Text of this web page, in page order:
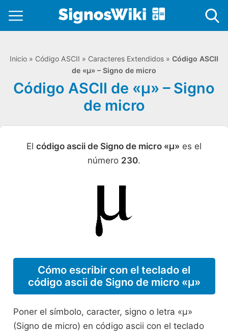
Inicio » Código ASCII » Caracteres Extendidos » Código ASCII
de «µ» – Signo de micro
Código ASCII de «µ» – Signo
de micro
El código ascii de Signo de micro «µ» es el
número 230.
Cómo escribir con el teclado el
código ascii de Signo de micro «µ»
Poner el símbolo, caracter, signo o letra «µ»
(Signo de micro) en código ascii con el teclado